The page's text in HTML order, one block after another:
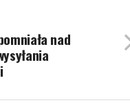
nad